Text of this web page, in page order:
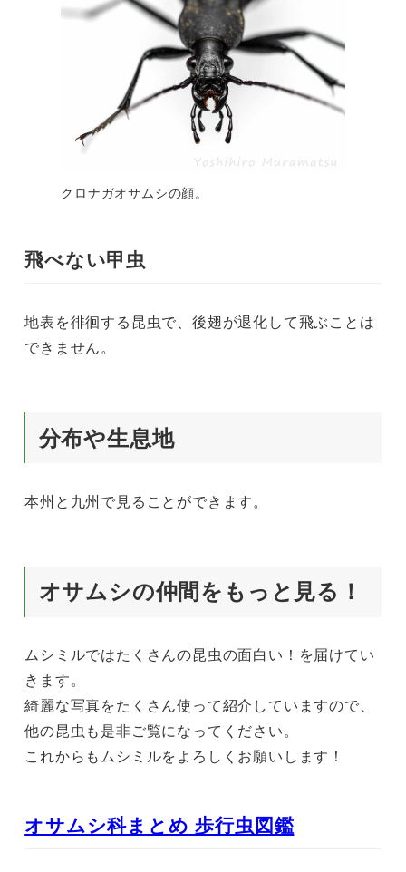
クロナガオサムシの顔。
飛べない甲虫
地表を徘徊する昆虫で、後翅が退化して飛ぶことは
できません。
分布や生息地
本州と九州で見ることができます。
オサムシの仲間をもっと見る！
ムシミルではたくさんの昆虫の面白い！を届けてい
きます。
綺麗な写真をたくさん使って紹介していますので、
他の昆虫も是非ご覧になってください。
これからもムシミルをよろしくお願いします！
オサムシ科まとめ 歩行虫図鑑